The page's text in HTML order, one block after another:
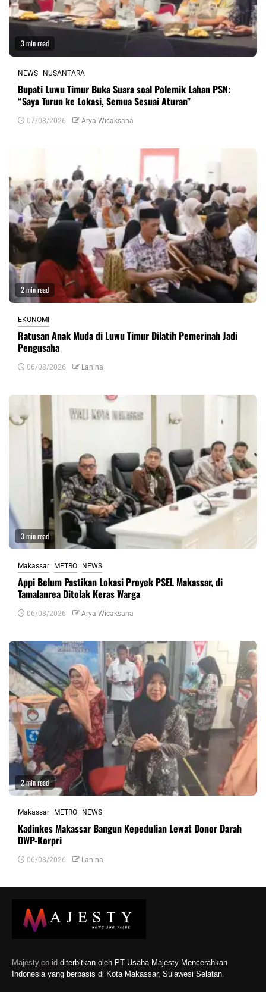
3 min read
NEWS NUSANTARA
Bupati Luwu Timur Buka Suara soal Polemik Lahan PSN:
“Saya Turun ke Lokasi, Semua Sesuai Aturan”
07/08/2026 Arya Wicaksana
2 min read
EKONOMI
Ratusan Anak Muda di Luwu Timur Dilatih Pemerinah Jadi
Pengusaha
06/08/2026 Lanina
3 min read
Makassar METRO NEWS
Appi Belum Pastikan Lokasi Proyek PSEL Makassar, di
Tamalanrea Ditolak Keras Warga
06/08/2026 Arya Wicaksana
2 min read
Makassar METRO NEWS
Kadinkes Makassar Bangun Kepedulian Lewat Donor Darah
DWP-Korpri
06/08/2026 Lanina
Majesty.co.id diterbitkan oleh PT Usaha Majesty Mencerahkan
Indonesia yang berbasis di Kota Makassar, Sulawesi Selatan.